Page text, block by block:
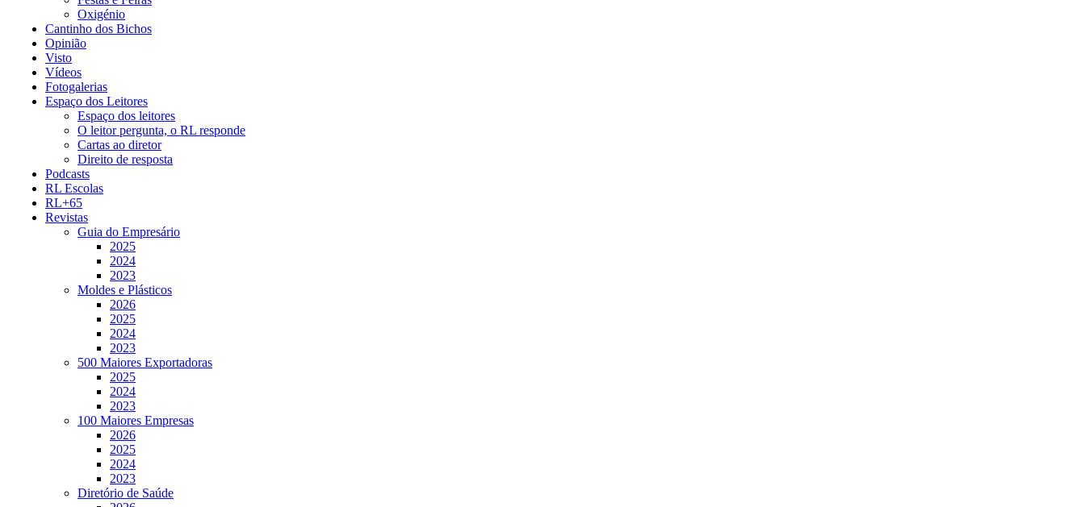
Oxigénio
Cantinho dos Bichos
Opinião
Visto
Vídeos
Fotogalerias
Espaço dos Leitores
Espaço dos leitores
O leitor pergunta, o RL responde
Cartas ao diretor
Direito de resposta
Podcasts
RL Escolas
RL+65
Revistas
Guia do Empresário
2025
2024
2023
Moldes e Plásticos
2026
2025
2024
2023
500 Maiores Exportadoras
2025
2024
2023
100 Maiores Empresas
2026
2025
2024
2023
Diretório de Saúde